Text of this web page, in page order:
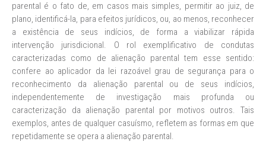
parental é o fato de, em casos mais simples, permitir ao juiz, de
plano, identificá-la, para efeitos jurídicos, ou, ao menos, reconhecer
a existência de seus indícios, de forma a viabilizar rápida
intervenção jurisdicional. O rol exemplificativo de condutas
caracterizadas como de alienação parental tem esse sentido:
confere ao aplicador da lei razoável grau de segurança para o
reconhecimento da alienação parental ou de seus indícios,
independentemente de investigação mais profunda ou
caracterização da alienação parental por motivos outros. Tais
exemplos, antes de qualquer casuísmo, refletem as formas em que
repetidamente se opera a alienação parental.